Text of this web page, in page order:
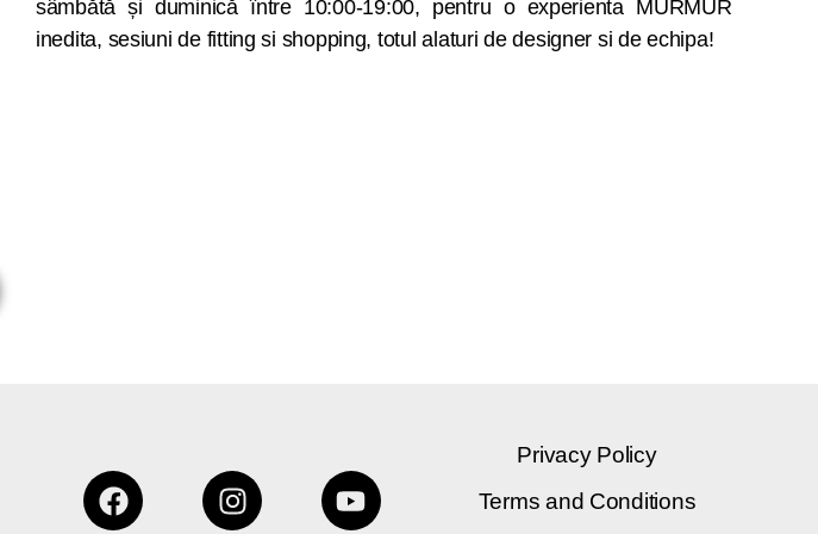
inedita, sesiuni de fitting si shopping, totul alaturi de designer si de echipa!
Privacy Policy
Terms and Conditions